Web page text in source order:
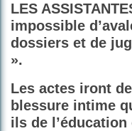
LES
impossible
dossiers et de
».
Les actes iront
blessure intime
ils de